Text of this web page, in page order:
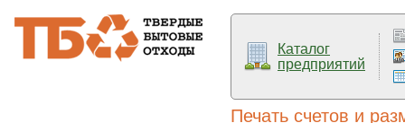
Каталог
предприятий
Печать счетов и